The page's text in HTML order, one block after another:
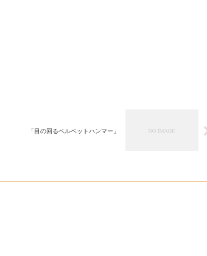
「目の回るベルベットハンマー」